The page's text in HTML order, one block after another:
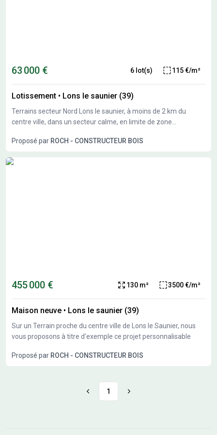
63 000 € 6 lot(s) 115 €/m²
Lotissement • Lons le saunier (39)
Terrains secteur Nord Lons le saunier, à moins de 2 km du
centre ville, dans un secteur calme, en limite de zone
constructibles de 550 à 1300M²
Proposé par ROCH - CONSTRUCTEUR BOIS
455 000 € 130 m² 3500 €/m²
Maison neuve • Lons le saunier (39)
Sur un Terrain proche du centre ville de Lons le Saunier, nous
vous proposons à titre d'exemple ce projet personnalisable
Proposé par ROCH - CONSTRUCTEUR BOIS
1